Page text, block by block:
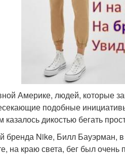
Америке, людей, которые
подобные
дикостью бегать
бренда Nike, Билл Бауэрман,
на краю света, бег был очень